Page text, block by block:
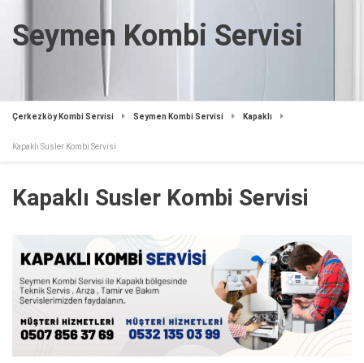
Seymen Kombi Servisi
Çerkezköy Kombi Servisi Seymen Kombi Servisi Kapaklı
Kapaklı Susler Kombi Servisi
Kapaklı Susler Kombi Servisi